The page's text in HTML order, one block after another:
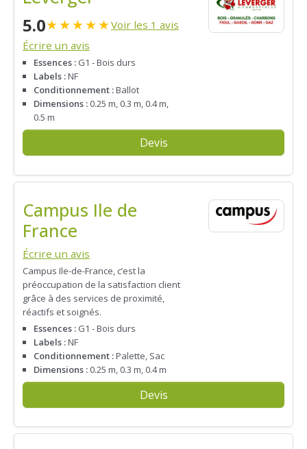
5.0★★★★★Voir les 1 avis
Écrire un avis
Essences : G1 - Bois durs
Labels :NF
Conditionnement :Ballot
Dimensions : 0.25 m, 0.3 m, 0.4 m,
0.5 m
Devis
Campus Ile de
France
Écrire un avis
Campus Ile-de-France, c’est la
préoccupation de la satisfaction client
grâce à des services de proximité,
réactifs et soignés.
Essences : G1 - Bois durs
Labels :NF
Conditionnement :Palette, Sac
Dimensions : 0.25 m, 0.3 m, 0.4 m
Devis